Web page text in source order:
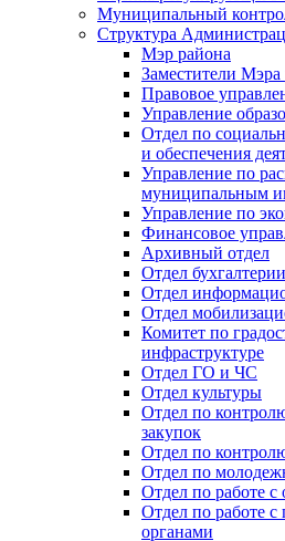
Муниципальный
Структура
Мэр района
Заместители Мэра
Правовое
Управление
Отдел по
и обеспечения
Управление по
муниципальным
Управление по
Финансовое
Архивный отдел
Отдел бухгалтерии
Отдел
Отдел
Комитет по
инфраструктуре
Отдел ГО и ЧС
Отдел культуры
Отдел по
закупок
Отдел по
Отдел по
Отдел по работе
Отдел по работе с
органами